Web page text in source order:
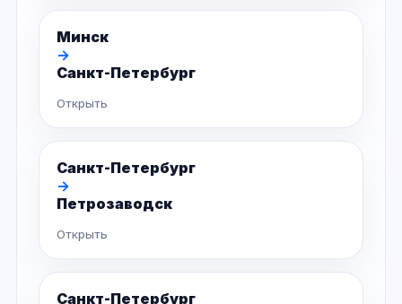
Минск
→
Санкт-Петербург
Открыть
Санкт-Петербург
→
Петрозаводск
Открыть
Санкт-Петербург